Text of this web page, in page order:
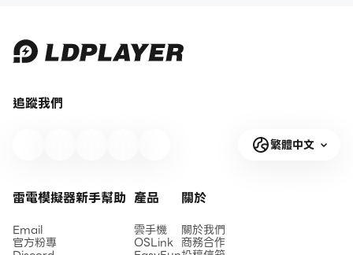
追蹤我們
繁體中文
雷電模擬器新手幫助
Email
官方粉專
產品
雲手機
OSLink
關於
關於我們
商務合作